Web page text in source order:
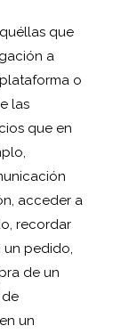
que
a
o
las
que en
acceder a
recordar
un pedido,
de un
un